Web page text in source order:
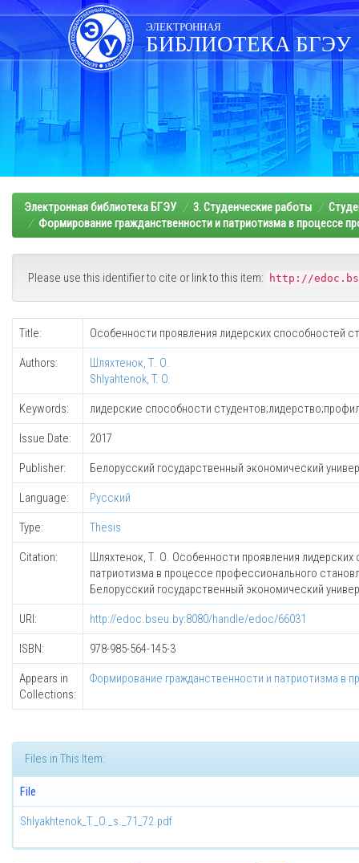
Skip
navigation
ЭЛЕКТРОННАЯ
БИБЛИОТЕКА БГЭУ
Электронная библиотека БГЭУ 3. Студенческие работы
Формирование гражданственности и патриотизма в процессе
Please use this identifier to cite or link to this item: http://
Title: Особенности проявления лидерских способностей
Authors:
Шляхтенок, Т. О.
Shlyahtenok, T. O.
Keywords: лидерские способности
Issue Date: 2017
Publisher: Белорусский государственный экономический
Language: Русский
Type: Thesis
Citation:
Шляхтенок, Т. О. Особенности проявления
патриотизма в процессе профессионального
Белорусский государственный экономический
URI: http://edoc.bseu.by:8080/handle/edoc/66031
ISBN: 978-985-564-145-3
Appears in
Collections:
Формирование гражданственности и патриотизма в
Files in This Item:
File
Shlyakhtenok_T._O._s._71_72.pdf